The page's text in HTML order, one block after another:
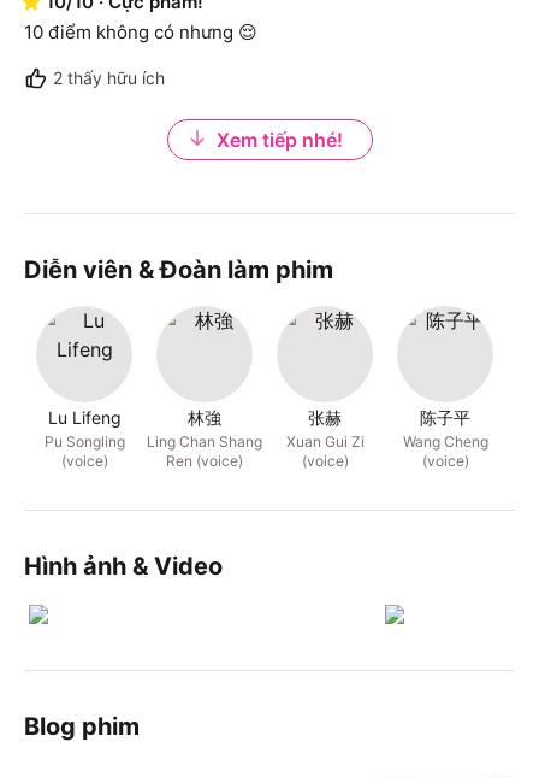
10 điểm không có nhưng 😌
2 thấy hữu ích
Xem tiếp nhé!
Diễn viên & Đoàn làm phim
Lu Lifeng
Pu Songling
(voice)
林強
Ling Chan Shang
Ren (voice)
张赫
Xuan Gui Zi
(voice)
陈子平
Wang Cheng
(voice)
Hình ảnh & Video
Blog phim